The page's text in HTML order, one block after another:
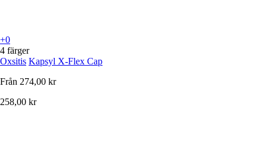
+0
4 färger
Oxsitis Kapsyl X-Flex Cap
Från 274,00 kr
258,00 kr